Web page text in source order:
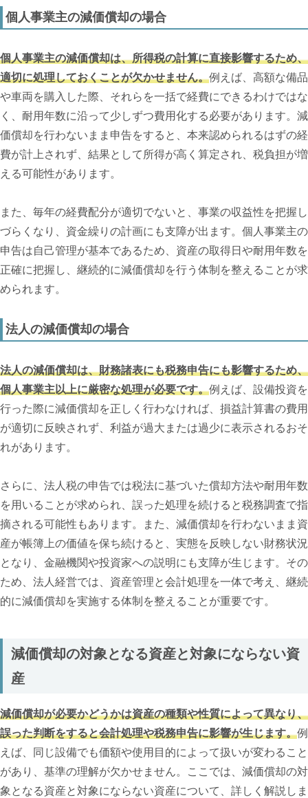
個人事業主の減価償却の場合
個人事業主の減価償却は、所得税の計算に直接影響するため、
適切に処理しておくことが欠かせません。例えば、高額な備品
や車両を購入した際、それらを一括で経費にできるわけではな
く、耐用年数に沿って少しずつ費用化する必要があります。減
価償却を行わないまま申告をすると、本来認められるはずの経
費が計上されず、結果として所得が高く算定され、税負担が増
える可能性があります。
また、毎年の経費配分が適切でないと、事業の収益性を把握し
づらくなり、資金繰りの計画にも支障が出ます。個人事業主の
申告は自己管理が基本であるため、資産の取得日や耐用年数を
正確に把握し、継続的に減価償却を行う体制を整えることが求
められます。
法人の減価償却の場合
法人の減価償却は、財務諸表にも税務申告にも影響するため、
個人事業主以上に厳密な処理が必要です。例えば、設備投資を
行った際に減価償却を正しく行わなければ、損益計算書の費用
が適切に反映されず、利益が過大または過少に表示されるおそ
れがあります。
さらに、法人税の申告では税法に基づいた償却方法や耐用年数
を用いることが求められ、誤った処理を続けると税務調査で指
摘される可能性もあります。また、減価償却を行わないまま資
産が帳簿上の価値を保ち続けると、実態を反映しない財務状況
となり、金融機関や投資家への説明にも支障が生じます。その
ため、法人経営では、資産管理と会計処理を一体で考え、継続
的に減価償却を実施する体制を整えることが重要です。
減価償却の対象となる資産と対象にならない資
産
減価償却が必要かどうかは資産の種類や性質によって異なり、
誤った判断をすると会計処理や税務申告に影響が生じます。例
えば、同じ設備でも価額や使用目的によって扱いが変わること
があり、基準の理解が欠かせません。ここでは、減価償却の対
象となる資産と対象にならない資産について、詳しく解説しま